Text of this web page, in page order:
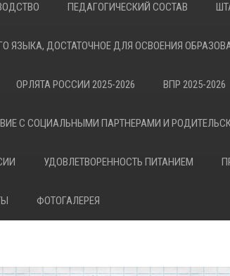
ПЕДАГОГИЧЕСКИЙ СОСТАВ
ЯЗЫКА, ДОСТАТОЧНОЕ ДЛЯ ОСВОЕНИЯ
ОРЛЯТА РОССИИ 2025-2026 ВПР 2025-2026
С СОЦИАЛЬНЫМИ ПАРТНЕРАМИ И
УДОВЛЕТВОРЕННОСТЬ ПИТАНИЕМ
ФОТОГАЛЕРЕЯ